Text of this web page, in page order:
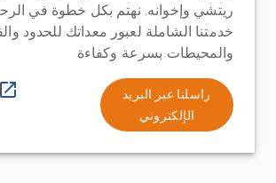
ريتشي وإخوانه. نهتم بكل خطوة في
خدمتنا الشاملة لعبور معداتك للحدود
والمحيطات بسرعة وكفاءة
راسلنا عبر البريد
الإلكتروني